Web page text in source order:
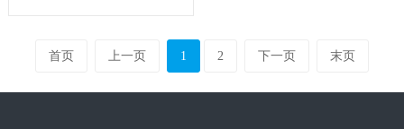
首页 上一页 1 2 下一页 末页